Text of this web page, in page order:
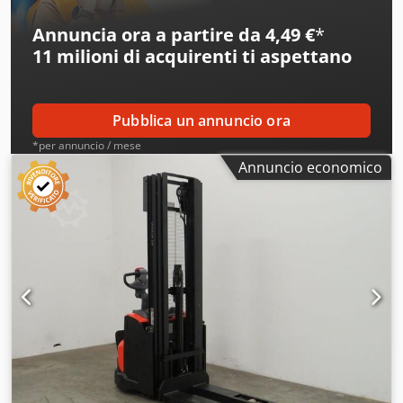
Annuncia ora a partire da 4,49 €*
11 milioni di acquirenti ti aspettano
Pubblica un annuncio ora
*per annuncio / mese
Annuncio economico